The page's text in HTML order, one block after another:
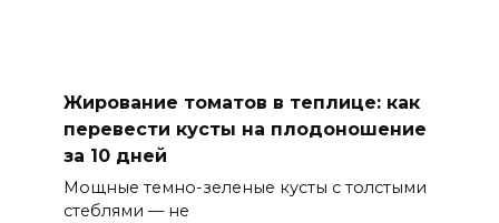
Жирование томатов в теплице: как
перевести кусты на плодоношение
за 10 дней
Мощные темно-зеленые кусты с толстыми
стеблями — не